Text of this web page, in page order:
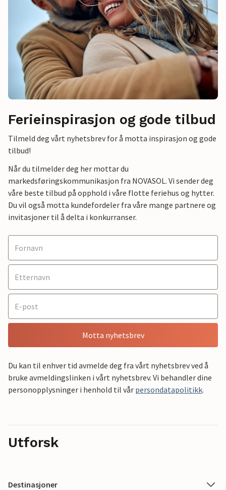
Ferieinspirasjon og gode tilbud
Tilmeld deg vårt nyhetsbrev for å motta inspirasjon og gode
tilbud!
Når du tilmelder deg her mottar du
markedsføringskommunikasjon fra NOVASOL. Vi sender deg
våre beste tilbud på opphold i våre flotte feriehus og hytter.
Du vil også motta kundefordeler fra våre mange partnere og
invitasjoner til å delta i konkurranser.
Motta nyhetsbrev
Du kan til enhver tid avmelde deg fra vårt nyhetsbrev ved å
bruke avmeldingslinken i vårt nyhetsbrev. Vi behandler dine
personopplysninger i henhold til vår persondatapolitikk.
Utforsk
Destinasjoner